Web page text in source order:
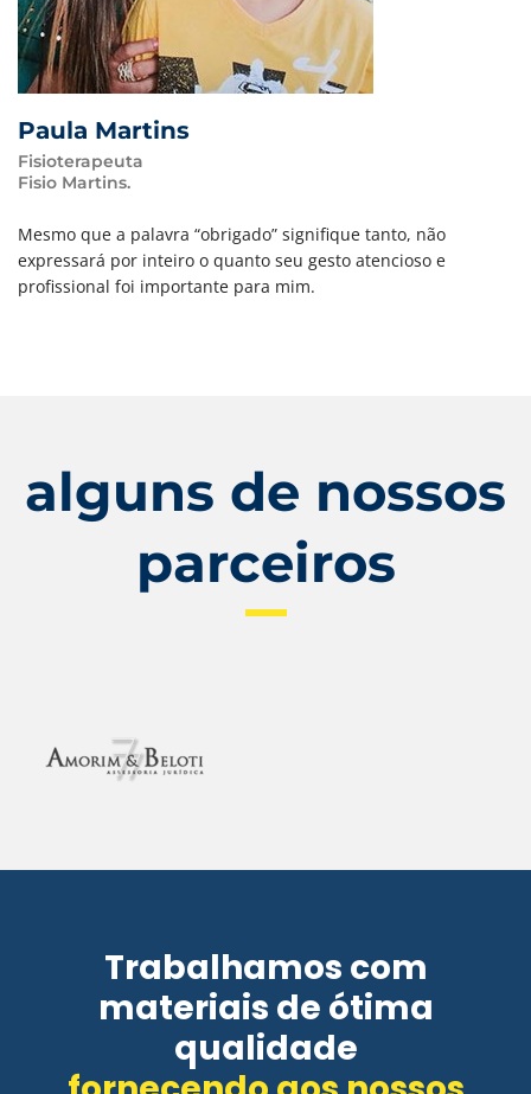
Paula Martins
Fisioterapeuta
Fisio Martins.
Mesmo que a palavra “obrigado” signifique tanto, não
expressará por inteiro o quanto seu gesto atencioso e
profissional foi importante para mim.
alguns de nossos
parceiros
Trabalhamos com
materiais de ótima
qualidade